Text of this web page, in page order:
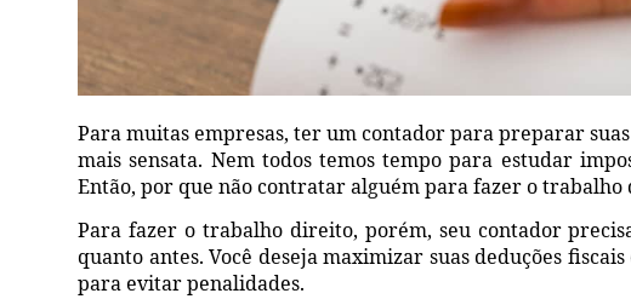
Para muitas empresas, ter um contador para preparar
mais sensata. Nem todos temos tempo para estudar
Então, por que não contratar alguém para fazer o
Para fazer o trabalho direito, porém, seu contador
quanto antes. Você deseja maximizar suas deduções
para evitar penalidades.